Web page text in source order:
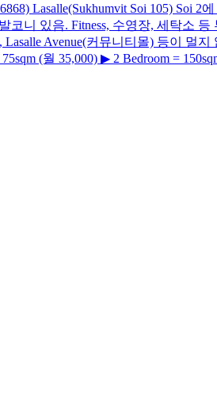
Lasalle(Sukhumvit Soi 105) Soi
니 있음. Fitness, 수영장, 세탁소 등
Avenue(커뮤니티몰) 등이 멀지
(월 35,000) ▶ 2 Bedroom =